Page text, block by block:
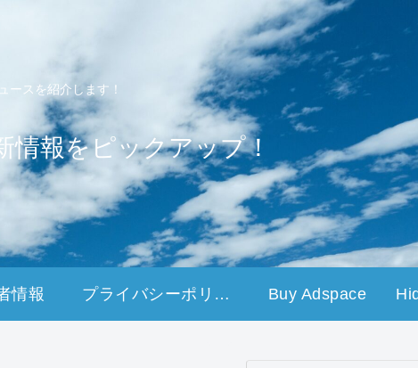
ースを紹介します！
報をピックアップ！
情報 プライバシーポリシー Buy Adspace